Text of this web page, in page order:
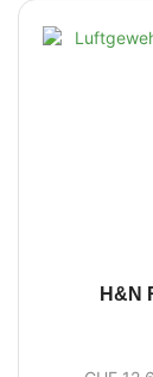
H&N